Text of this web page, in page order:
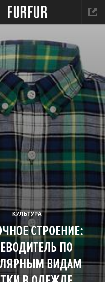
КУЛЬТУРА
СТРОЕНИЕ:
ПО
ВИДАМ